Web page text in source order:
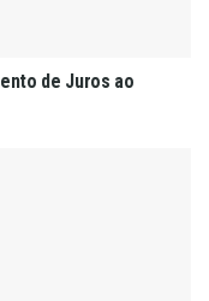
de Juros ao